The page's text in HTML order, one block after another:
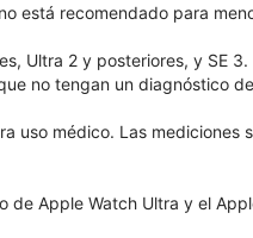
está recomendado para
Ultra 2 y posteriores, y SE
no tengan un diagnóstico
uso médico. Las mediciones
Apple Watch Ultra y el